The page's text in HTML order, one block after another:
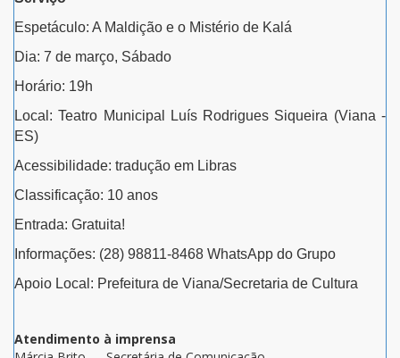
Espetáculo: A Maldição e o Mistério de Kalá
Dia: 7 de março, Sábado
Horário: 19h
Local: Teatro Municipal Luís Rodrigues Siqueira (Viana -
ES)
Acessibilidade: tradução em Libras
Classificação: 10 anos
Entrada: Gratuita!
Informações: (28) 98811-8468 WhatsApp do Grupo
Apoio Local: Prefeitura de Viana/Secretaria de Cultura
Atendimento à imprensa